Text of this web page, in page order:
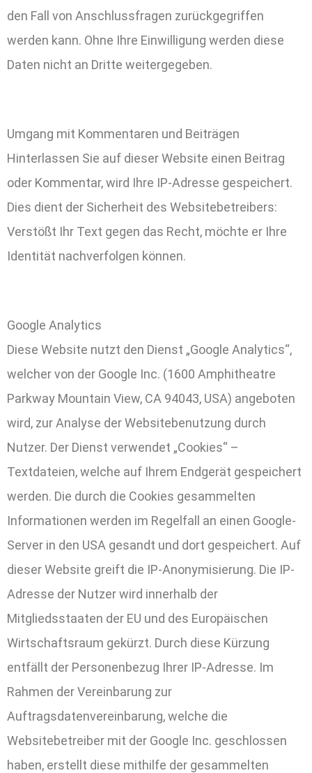
den Fall von Anschlussfragen zurückgegriffen
werden kann. Ohne Ihre Einwilligung werden diese
Daten nicht an Dritte weitergegeben.
Umgang mit Kommentaren und Beiträgen
Hinterlassen Sie auf dieser Website einen Beitrag
oder Kommentar, wird Ihre IP-Adresse gespeichert.
Dies dient der Sicherheit des Websitebetreibers:
Verstößt Ihr Text gegen das Recht, möchte er Ihre
Identität nachverfolgen können.
Google Analytics
Diese Website nutzt den Dienst „Google Analytics“,
welcher von der Google Inc. (1600 Amphitheatre
Parkway Mountain View, CA 94043, USA) angeboten
wird, zur Analyse der Websitebenutzung durch
Nutzer. Der Dienst verwendet „Cookies“ –
Textdateien, welche auf Ihrem Endgerät gespeichert
werden. Die durch die Cookies gesammelten
Informationen werden im Regelfall an einen Google-
Server in den USA gesandt und dort gespeichert. Auf
dieser Website greift die IP-Anonymisierung. Die IP-
Adresse der Nutzer wird innerhalb der
Mitgliedsstaaten der EU und des Europäischen
Wirtschaftsraum gekürzt. Durch diese Kürzung
entfällt der Personenbezug Ihrer IP-Adresse. Im
Rahmen der Vereinbarung zur
Auftragsdatenvereinbarung, welche die
Websitebetreiber mit der Google Inc. geschlossen
haben, erstellt diese mithilfe der gesammelten